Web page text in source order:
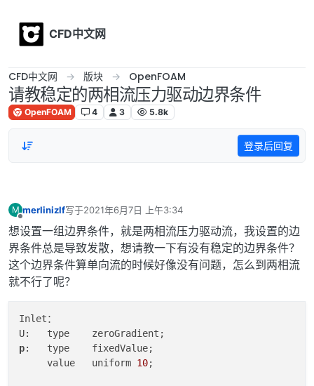
CFD中文网
CFD中文网 版块 OpenFOAM
请教稳定的两相流压力驱动边界条件
OpenFOAM 4 3 5.8k
登录后回复
M
离线
merlinizlf写于2021年6月7日 上午3:34
最后由 编辑
想设置一组边界条件，就是两相流压力驱动流，我设置的边
界条件总是导致发散，想请教一下有没有稳定的边界条件？
这个边界条件算单向流的时候好像没有问题，怎么到两相流
就不行了呢？
Inlet：
p:   type    fixedValue;
     value   uniform
10;